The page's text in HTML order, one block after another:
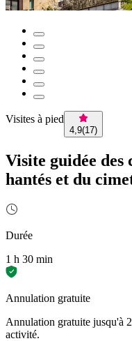
Visites à pied
4,9(17)
Visite guidée des
hantés et du
Durée
1 h 30 min
Annulation gratuite
Annulation gratuite jusqu'à
activité.